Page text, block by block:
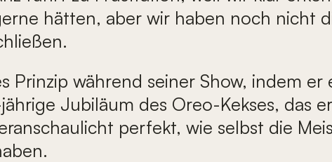
hätten, aber wir haben noch nicht
Prinzip während seiner Show, indem
Jubiläum des Oreo-Kekses, das
perfekt, wie selbst die